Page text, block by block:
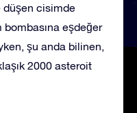
düşen cisimde
eşdeğer
şu anda bilinen,
2000 asteroit